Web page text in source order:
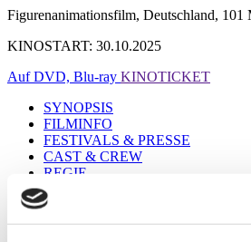
Figurenanimationsfilm, Deutschland, 101
KINOSTART: 30.10.2025
Auf DVD, Blu-ray KINOTICKET
SYNOPSIS
FILMINFO
FESTIVALS & PRESSE
CAST & CREW
REGIE
TRAILER
GALERIE
DOWNLOAD